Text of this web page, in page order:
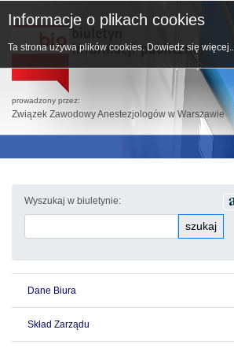
prowadzony przez:
Związek Zawodowy Anestezjologów w Warszawie
Wyszukaj w biuletynie:
szukaj
Dane Biura
Skład Zarządu
Informacje o plikach cookies
Ta strona używa plików cookies. Dowiedz się więcej...